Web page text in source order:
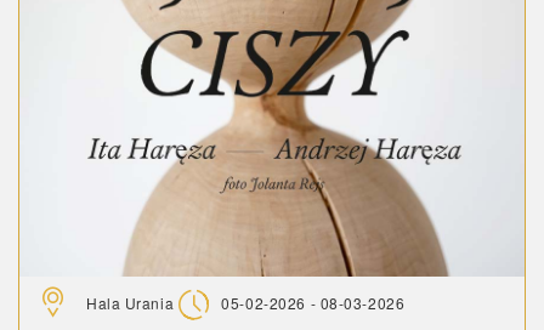
Hala Urania 05-02-2026 - 08-03-2026